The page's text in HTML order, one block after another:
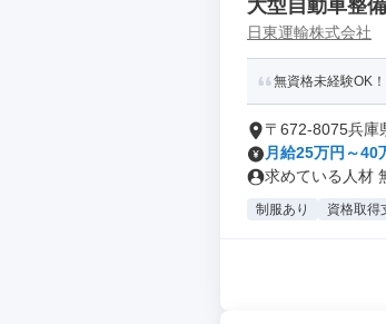
大型自動車整
日東運輸株式会社
無資格未経験OK
〒672-8075兵庫
月給25万円～40
求めている人材
制服あり 資格取得